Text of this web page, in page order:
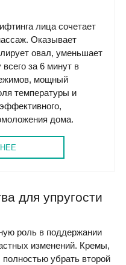
лица сочетает
Оказывает
овал, уменьшает
за 6 минут в
мощный
температуры и
дома.
для упругости
роль в поддержании
изменений. Кремы,
убрать второй